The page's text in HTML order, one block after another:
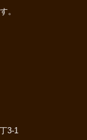
。
3-1